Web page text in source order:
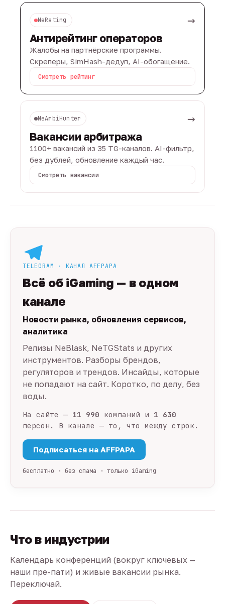
NeRating →
Антирейтинг операторов
Жалобы на партнёрские программы.
Скреперы, SimHash-дедуп, AI-обогащение.
Смотреть рейтинг
NeArbiHunter →
Вакансии арбитража
1100+ вакансий из 35 TG-каналов. AI-фильтр,
без дублей, обновление каждый час.
Смотреть вакансии
TELEGRAM · КАНАЛ AFFPAPA
Всё об iGaming — в одном
канале
Новости рынка, обновления сервисов,
аналитика
Релизы NeBlask, NeTGStats и других
инструментов. Разборы брендов,
регуляторов и трендов. Инсайды, которые
не попадают на сайт. Коротко, по делу, без
воды.
На сайте — 11 990 компаний и 1 630
персон. В канале — то, что между строк.
Подписаться на AFFPAPA
бесплатно · без спама · только iGaming
Что в индустрии
Календарь конференций (вокруг ключевых —
наши пре-пати) и живые вакансии рынка.
Переключай.